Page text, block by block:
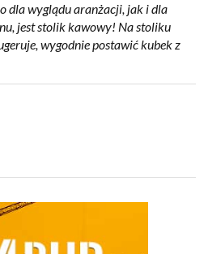
dla wyglądu aranżacji, jak i dla
jest stolik kawowy! Na stoliku
wygodnie postawić kubek z